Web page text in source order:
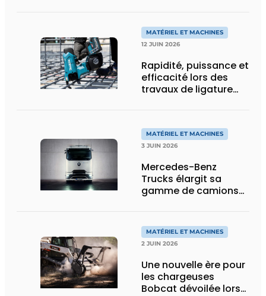
transport spécial
MATÉRIEL ET MACHINES
12 JUIN 2026
Rapidité, puissance et
efficacité lors des
travaux de ligature
MATÉRIEL ET MACHINES
3 JUIN 2026
Mercedes-Benz
Trucks élargit sa
gamme de camions
eActros Lowliner
MATÉRIEL ET MACHINES
2 JUIN 2026
Une nouvelle ère pour
les chargeuses
Bobcat dévoilée lors